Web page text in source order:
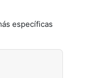
específicas